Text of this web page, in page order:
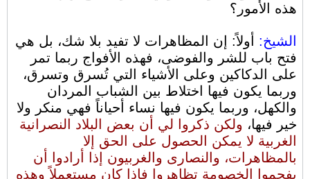
هذه الأمور؟
الشيخ: أولاً: إن المظاهرات لا تفيد بلا شك، بل هي
فتح باب للشر والفوضى، فهذه الأفواج ربما تمر
على الدكاكين وعلى الأشياء التي تُسرق وتسرق،
وربما يكون فيها اختلاط بين الشباب المردان
والكهل، وربما يكون فيها نساء أحياناً فهي منكر ولا
خير فيها، ولكن ذكروا لي أن بعض البلاد النصرانية
الغربية لا يمكن الحصول على الحق إلا
بالمظاهرات، والنصارى والغربيون إذا أرادوا أن
يفحموا الخصومة تظاهروا فإذا كان مستعملاً وهذه